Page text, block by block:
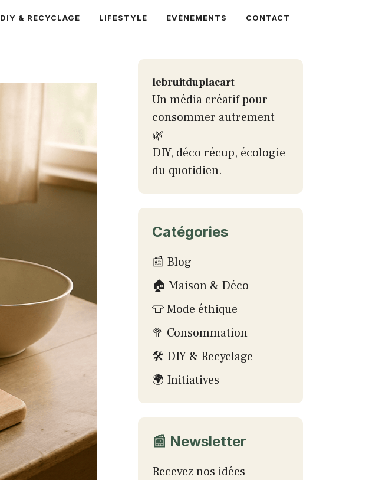
DIY & RECYCLAGE LIFESTYLE EVÈNEMENTS CONTACT
lebruitduplacart
Un média créatif pour
consommer autrement
🌿
DIY, déco récup, écologie
du quotidien.
Catégories
📰 Blog
🏠 Maison & Déco
👕 Mode éthique
🥦 Consommation
🛠 DIY & Recyclage
🌍 Initiatives
📰 Newsletter
Recevez nos idées